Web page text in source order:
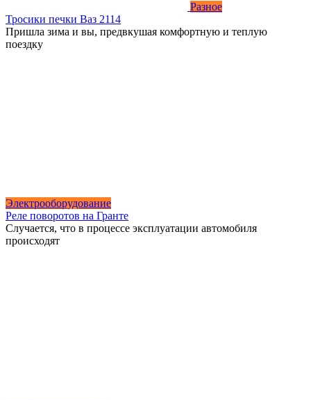
Разное
Тросики печки Ваз 2114
Пришла зима и вы, предвкушая комфортную и теплую
поездку
Электрооборудование
Реле поворотов на Гранте
Случается, что в процессе эксплуатации автомобиля
происходят